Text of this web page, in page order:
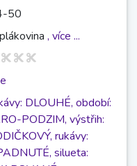
50
, více ...
DLOUHÉ, období:
PODZIM, výstřih:
rukávy:
silueta: